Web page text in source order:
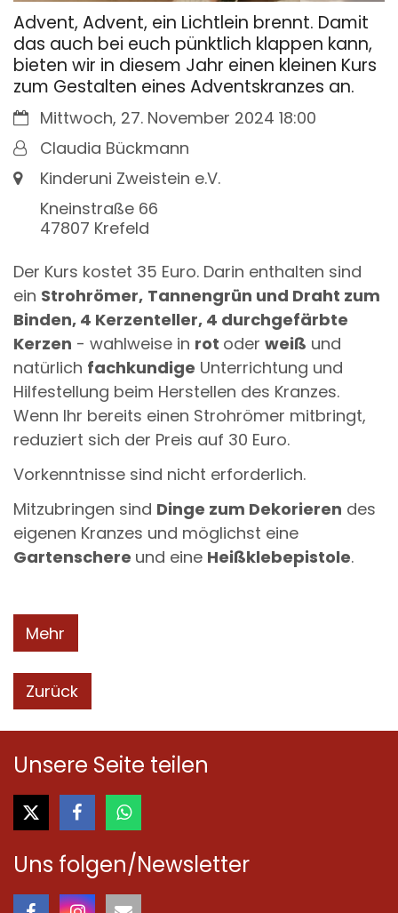
Advent, Advent, ein Lichtlein brennt. Damit
das auch bei euch pünktlich klappen kann,
bieten wir in diesem Jahr einen kleinen Kurs
zum Gestalten eines Adventskranzes an.
Datum:Mittwoch, 27. November 2024 18:00
Von:Claudia Bückmann
Ort: Kinderuni Zweistein e.V.
Kneinstraße 66
47807 Krefeld
Der Kurs kostet 35 Euro. Darin enthalten sind
ein Strohrömer, Tannengrün und Draht zum
Binden, 4 Kerzenteller, 4 durchgefärbte
Kerzen - wahlweise in rot oder weiß und
natürlich fachkundige Unterrichtung und
Hilfestellung beim Herstellen des Kranzes.
Wenn Ihr bereits einen Strohrömer mitbringt,
reduziert sich der Preis auf 30 Euro.
Vorkenntnisse sind nicht erforderlich.
Mitzubringen sind Dinge zum Dekorieren des
eigenen Kranzes und möglichst eine
Gartenschere und eine Heißklebepistole.
Mehr
Zurück
Unsere Seite teilen
Uns folgen/Newsletter